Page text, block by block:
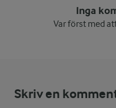
Inga
Var först med
Skriv en